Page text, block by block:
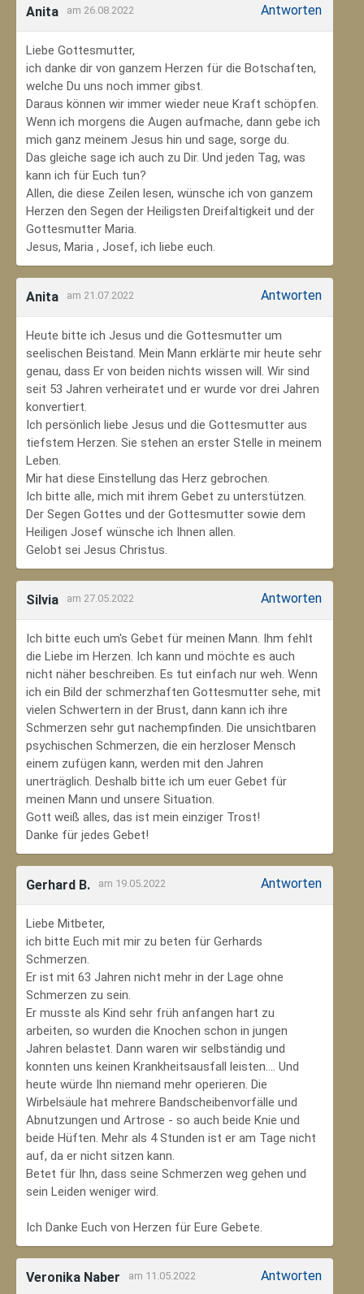
Anita am 26.08.2022 Antworten
Liebe Gottesmutter,
ich danke dir von ganzem Herzen für die Botschaften,
welche Du uns noch immer gibst.
Daraus können wir immer wieder neue Kraft schöpfen.
Wenn ich morgens die Augen aufmache, dann gebe ich
mich ganz meinem Jesus hin und sage, sorge du.
Das gleiche sage ich auch zu Dir. Und jeden Tag, was
kann ich für Euch tun?
Allen, die diese Zeilen lesen, wünsche ich von ganzem
Herzen den Segen der Heiligsten Dreifaltigkeit und der
Gottesmutter Maria.
Jesus, Maria , Josef, ich liebe euch.
Anita am 21.07.2022 Antworten
Heute bitte ich Jesus und die Gottesmutter um
seelischen Beistand. Mein Mann erklärte mir heute sehr
genau, dass Er von beiden nichts wissen will. Wir sind
seit 53 Jahren verheiratet und er wurde vor drei Jahren
konvertiert.
Ich persönlich liebe Jesus und die Gottesmutter aus
tiefstem Herzen. Sie stehen an erster Stelle in meinem
Leben.
Mir hat diese Einstellung das Herz gebrochen.
Ich bitte alle, mich mit ihrem Gebet zu unterstützen.
Der Segen Gottes und der Gottesmutter sowie dem
Heiligen Josef wünsche ich Ihnen allen.
Gelobt sei Jesus Christus.
Silvia am 27.05.2022 Antworten
Ich bitte euch um's Gebet für meinen Mann. Ihm fehlt
die Liebe im Herzen. Ich kann und möchte es auch
nicht näher beschreiben. Es tut einfach nur weh. Wenn
ich ein Bild der schmerzhaften Gottesmutter sehe, mit
vielen Schwertern in der Brust, dann kann ich ihre
Schmerzen sehr gut nachempfinden. Die unsichtbaren
psychischen Schmerzen, die ein herzloser Mensch
einem zufügen kann, werden mit den Jahren
unerträglich. Deshalb bitte ich um euer Gebet für
meinen Mann und unsere Situation.
Gott weiß alles, das ist mein einziger Trost!
Danke für jedes Gebet!
Gerhard B. am 19.05.2022 Antworten
Liebe Mitbeter,
ich bitte Euch mit mir zu beten für Gerhards
Schmerzen.
Er ist mit 63 Jahren nicht mehr in der Lage ohne
Schmerzen zu sein.
Er musste als Kind sehr früh anfangen hart zu
arbeiten, so wurden die Knochen schon in jungen
Jahren belastet. Dann waren wir selbständig und
konnten uns keinen Krankheitsausfall leisten.... Und
heute würde Ihn niemand mehr operieren. Die
Wirbelsäule hat mehrere Bandscheibenvorfälle und
Abnutzungen und Artrose - so auch beide Knie und
beide Hüften. Mehr als 4 Stunden ist er am Tage nicht
auf, da er nicht sitzen kann.
Betet für Ihn, dass seine Schmerzen weg gehen und
sein Leiden weniger wird.
Ich Danke Euch von Herzen für Eure Gebete.
Veronika Naber am 11.05.2022 Antworten